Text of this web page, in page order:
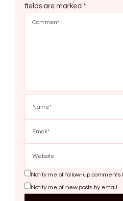
fields are marked *
Notify me of follow-up comments
Notify me of new posts by email.